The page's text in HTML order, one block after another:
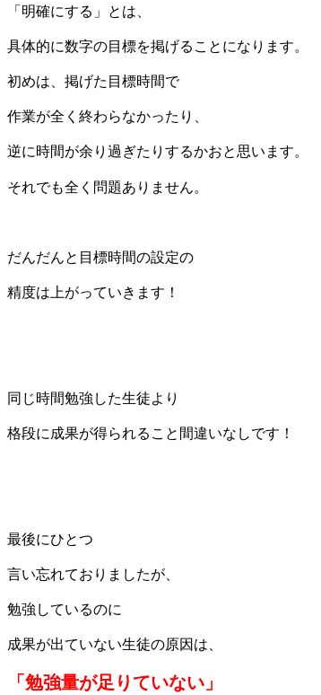
「明確にする」とは、
具体的に数字の目標を掲げることになります。
初めは、掲げた目標時間で
作業が全く終わらなかったり、
逆に時間が余り過ぎたりするかおと思います。
それでも全く問題ありません。
だんだんと目標時間の設定の
精度は上がっていきます！
同じ時間勉強した生徒より
格段に成果が得られること間違いなしです！
最後にひとつ
言い忘れておりましたが、
勉強しているのに
成果が出ていない生徒の原因は、
「勉強量が足りていない」